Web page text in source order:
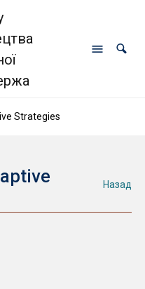
Strategies
Назад